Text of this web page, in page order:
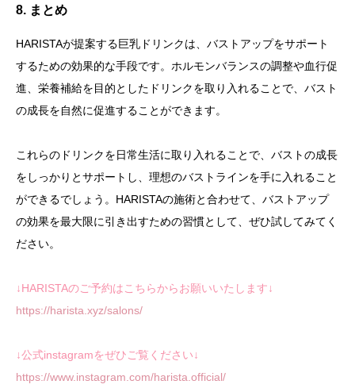
8. まとめ
HARISTAが提案する巨乳ドリンクは、バストアップをサポート
するための効果的な手段です。ホルモンバランスの調整や血行促
進、栄養補給を目的としたドリンクを取り入れることで、バスト
の成長を自然に促進することができます。
これらのドリンクを日常生活に取り入れることで、バストの成長
をしっかりとサポートし、理想のバストラインを手に入れること
ができるでしょう。HARISTAの施術と合わせて、バストアップ
の効果を最大限に引き出すための習慣として、ぜひ試してみてく
ださい。
↓HARISTAのご予約はこちらからお願いいたします↓
https://harista.xyz/salons/
↓公式instagramをぜひご覧ください↓
https://www.instagram.com/harista.official/